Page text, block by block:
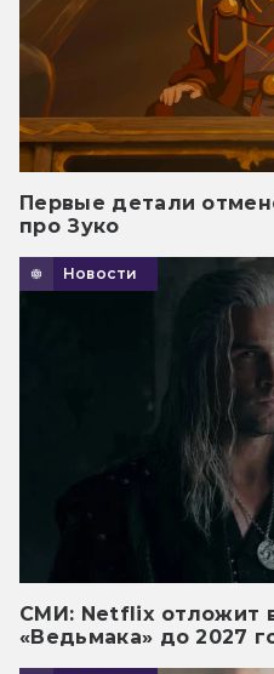
Первые детали
про Зуко
Новости
СМИ: Netflix отложит
«Ведьмака» до 2027